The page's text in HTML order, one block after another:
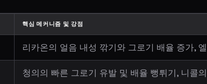
핵심 메커니즘 및 강점
리카온의 얼음 내성 깎기와 그로기 배율 증가,
청의의 빠른 그로기 유발 및 배율 뻥튀기, 니콜